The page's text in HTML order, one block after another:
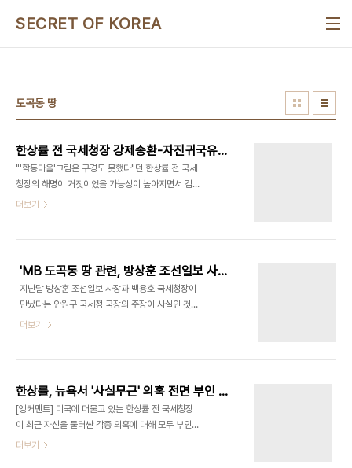
SECRET OF KOREA
도곡동 땅
한상률 전 국세청장 강제송환-자진귀국유도 양면작전 - 펌
"'학동마을'그림은 구경도 못했다"던 한상률 전 국세
청장의 해명이 거짓이었을 가능성이 높아지면서 검
찰이 미국에 체류중인 한 전 청장을 강제 송환할지에
화백의 작품인 이 그림은 한 전 청장이 국세청 차장
시절 전군표 당시 청장에게 인사청탁과 함께 선물한
것으로 알려졌던 그림이다. 이에 따라 그 동안 한 전
청장에 대한 자진 귀국을 종용하는 수준에 머물던 검
찰이 더 이상 소극적 태도를 견지하기 어려울 것이라
비가 이뤄졌을 가능성을 강하게 시사하는 것이라 검
다..
더보기
'MB 도곡동 땅 관련, 방상훈 조선일보 사장 만났다' 전말 - 펌 미디어오늘
지난달 방상훈 조선일보 사장과 백용호 국세청장이
만났다는 안원구 국세청 국장의 주장이 사실인 것으
로 확인됐다. 그러나 조선은 월간조선이 준비해 온 국
내용을 인용해 "지난달 20일 사정당국 고위 관계자
와 시사월간지를 발간하는 한 언론사 대표가 점심회
동을 했다"며 "당시 이 언론사 대표는 문제 기사의 요
약본을 휴대하고 있었다"고 보도했다. 한국일보는 이
시사월간지가 10월호용으로 국세청 감찰의 민간기
더보기
한상률, 뉴욕서 '사실무근' 의혹 전면 부인 - ytn 펌
[앵커멘트] 미국에 머물고 있는 한상률 전 국세청장
이 최근 자신을 둘러싼 각종 의혹에 대해 모두 부인했
습니다. 현재로선 귀국할 계획이 없지만 필요하다면
더보기